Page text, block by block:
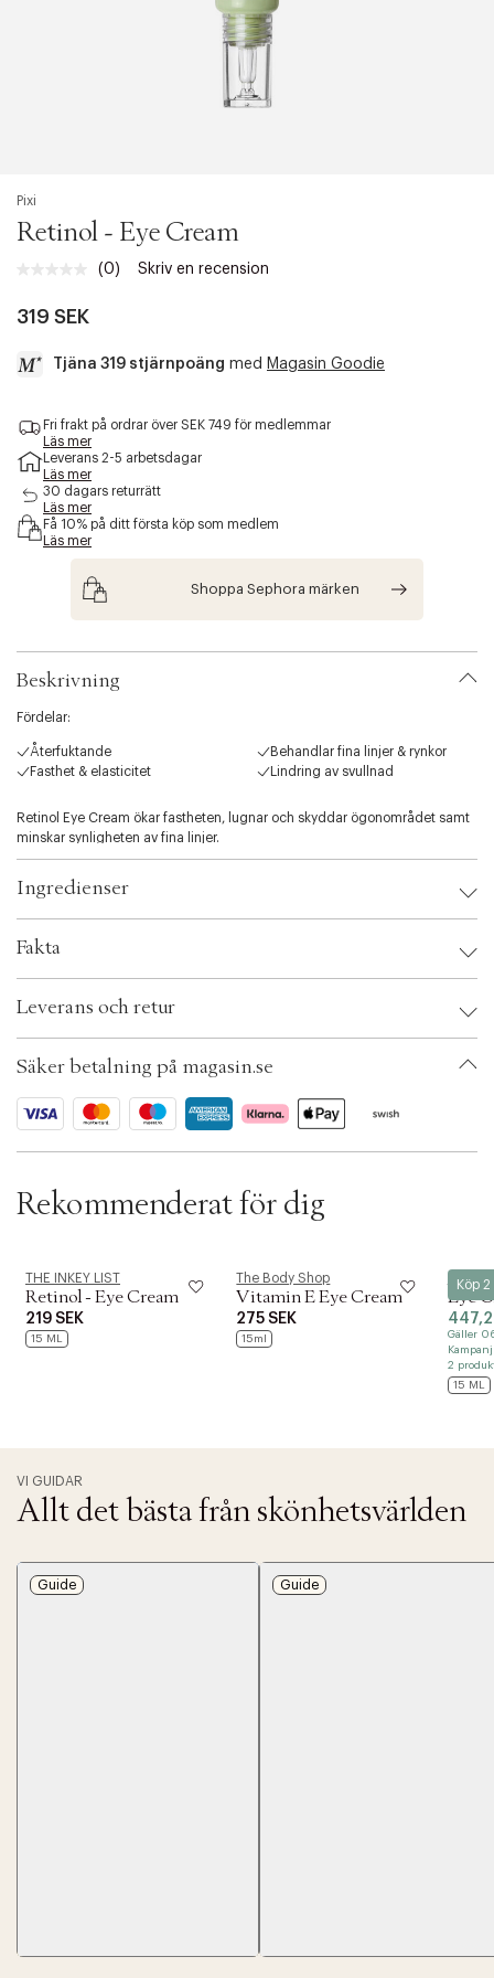
Pixi
Retinol - Eye Cream
Inget
sida.
(0) Skriv en recension
319 SEK
Tjäna 319 stjärnpoäng med Magasin Goodie
c
c
e
s
s
i
y
.
v
a
i
a
i
s
e
i
Fri frakt på ordrar över SEK 749 för medlemmar
Läs mer
Leverans 2-5 arbetsdagar
Läs mer
30 dagars returrätt
Läs mer
Få 10% på ditt första köp som medlem
Läs mer
Shoppa Sephora märken
Beskrivning
Fördelar:
Återfuktande
Behandlar fina linjer & rynkor
Fasthet & elasticitet
Lindring av svullnad
Retinol Eye Cream ökar fastheten, lugnar och skyddar ögonområdet samt
minskar synligheten av fina linjer.
Ingredienser
Fakta
EAN: 885190830190
ID: AEFF12-0008
Leverans och retur
Säker betalning på magasin.se
Rekommenderat för dig
THE INKEY LIST
Retinol - Eye Cream
219 SEK
15 ML
The Body Shop
Vitamin E Eye Cream
275 SEK
15ml
Köp
Eye
Gäller
2
15 ML
VI GUIDAR
Allt det bästa från skönhetsvärlden
Guide Guide